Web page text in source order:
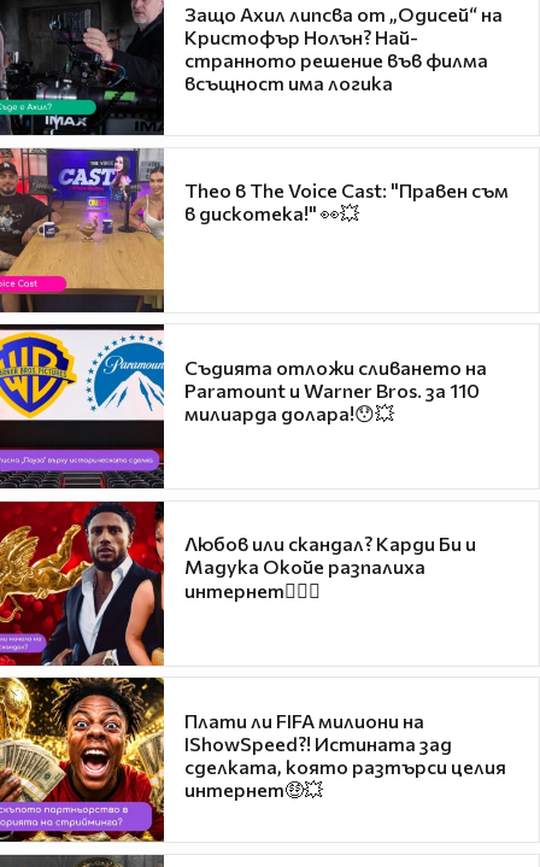
Защо Ахил липсва от „Одисей“ на
Кристофър Нолън? Най-
странното решение във филма
всъщност има логика
Theo в The Voice Cast: "Правен съм
в дискотека!" 👀💥
Съдията отложи сливането на
Paramount и Warner Bros. за 110
милиарда долара!😯💥
Любов или скандал? Карди Би и
Мадука Окойе разпалиха
интернет❤️‍🔥🔥
Плати ли FIFA милиони на
IShowSpeed?! Истината зад
сделката, която разтърси целия
интернет🤑💥